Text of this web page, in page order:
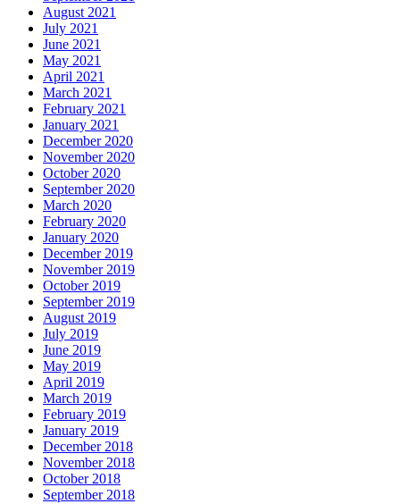
August 2021
July 2021
June 2021
May 2021
April 2021
March 2021
February 2021
January 2021
December 2020
November 2020
October 2020
September 2020
March 2020
February 2020
January 2020
December 2019
November 2019
October 2019
September 2019
August 2019
July 2019
June 2019
May 2019
April 2019
March 2019
February 2019
January 2019
December 2018
November 2018
October 2018
September 2018